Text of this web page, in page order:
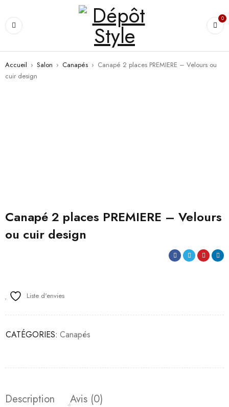
0
Accueil › Salon › Canapés › Canapé 2 places PREMIERE – Velours ou
cuir design
Canapé 2 places PREMIERE – Velours
ou cuir design
Liste d'envies
CATÉGORIES: Canapés
Description Avis (0)